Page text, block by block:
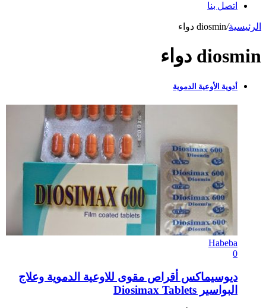
اتصل بنا
الرئيسية/diosmin دواء
diosmin دواء
أدوية الأوعية الدموية
Habeba
0
ديوسيماكس أقراص مقوى للاوعية الدموية وعلاج
البواسير Diosimax Tablets